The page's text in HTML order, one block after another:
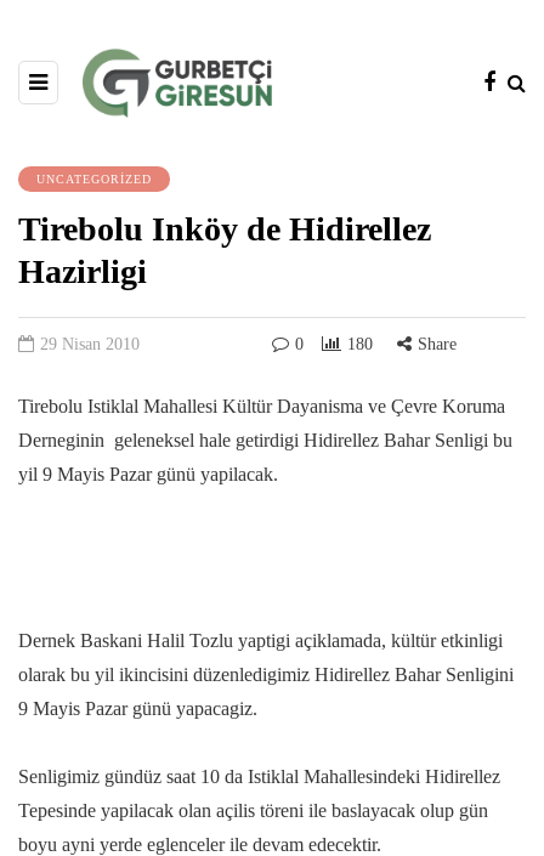
UNCATEGORIZED
Tirebolu Inköy de Hidirellez
Hazirligi
29 Nisan 2010 0 180 Share
Tirebolu Istiklal Mahallesi Kültür Dayanisma ve Çevre Koruma
Derneginin geleneksel hale getirdigi Hidirellez Bahar Senligi bu
yil 9 Mayis Pazar günü yapilacak.
Dernek Baskani Halil Tozlu yaptigi açiklamada, kültür etkinligi
olarak bu yil ikincisini düzenledigimiz Hidirellez Bahar Senligini
9 Mayis Pazar günü yapacagiz.
Senligimiz gündüz saat 10 da Istiklal Mahallesindeki Hidirellez
Tepesinde yapilacak olan açilis töreni ile baslayacak olup gün
boyu ayni yerde eglenceler ile devam edecektir.